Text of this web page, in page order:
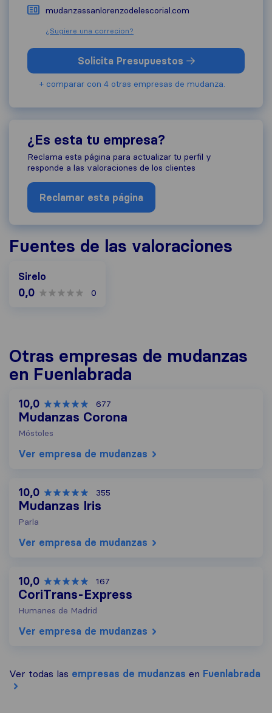
mudanzassanlorenzodelescorial.com
¿Sugiere una correcion?
Solicita Presupuestos
+ comparar con 4 otras empresas de mudanza.
¿Es esta tu empresa?
Reclama esta página para actualizar tu perfil y
responde a las valoraciones de los clientes
Reclamar esta página
Fuentes de las valoraciones
Sirelo
0,0 0
Otras empresas de mudanzas
en Fuenlabrada
10,0 677
Mudanzas Corona
Móstoles
Ver empresa de mudanzas
10,0 355
Mudanzas Iris
Parla
Ver empresa de mudanzas
10,0 167
CoriTrans-Express
Humanes de Madrid
Ver empresa de mudanzas
Ver todas las empresas de mudanzas en Fuenlabrada